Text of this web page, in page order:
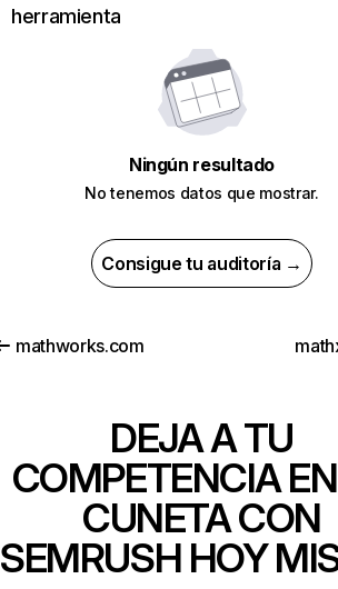
herramienta
Ningún resultado
No tenemos datos que mostrar.
Consigue tu auditoría →
mathworks.com
DEJA A TU
COMPETENCIA
CUNETA CON
SEMRUSH HOY